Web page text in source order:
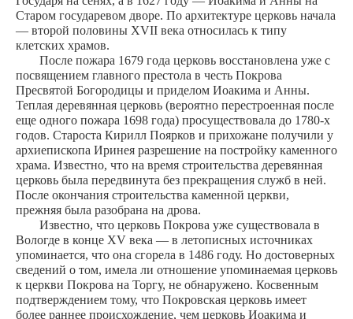
Старом государевом дворе. По архитектуре церковь начала
— второй половины XVII века относилась к типу
клетских храмов.
После пожара 1679 года церковь восстановлена уже с
посвящением главного престола в честь Покрова
Пресвятой Богородицы и приделом Иоакима и Анны.
Теплая деревянная церковь (вероятно перестроенная после
еще одного пожара 1698 года) просуществовала до 1780-х
годов. Староста Кирилл Поярков и прихожане получили у
архиепископа Иринея разрешение на постройку каменного
храма. Известно, что на время строительства деревянная
церковь была передвинута без прекращения служб в ней.
После окончания строительства каменной церкви,
прежняя была разобрана на дрова.
Известно, что церковь Покрова уже существовала в
Вологде в конце XV века — в летописных источниках
упоминается, что она сгорела в 1486 году. Но достоверных
сведений о том, имела ли отношение упоминаемая церковь
к церкви Покрова на Торгу, не обнаружено. Косвенным
подтверждением тому, что Покровская церковь имеет
более раннее происхождение, чем церковь Иоакима и